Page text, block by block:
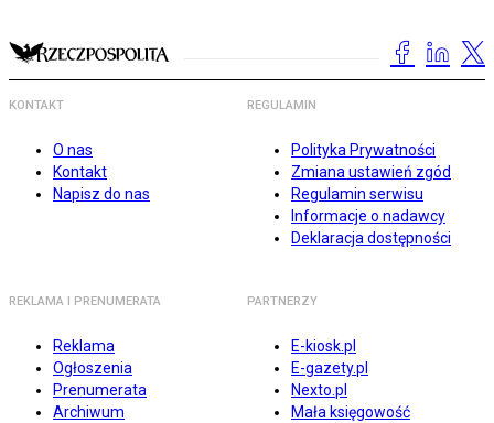
KONTAKT
O nas
Kontakt
Napisz do nas
REGULAMIN
Polityka Prywatności
Zmiana ustawień zgód
Regulamin serwisu
Informacje o nadawcy
Deklaracja dostępności
REKLAMA I PRENUMERATA
Reklama
Ogłoszenia
Prenumerata
Archiwum
PARTNERZY
E-kiosk.pl
E-gazety.pl
Nexto.pl
Mała księgowość